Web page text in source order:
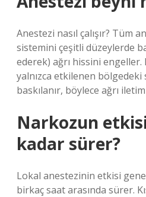
Anestezi nasıl çalışır? Tüm
sistemini çeşitli düzeylerde
ederek) ağrı hissini
yalnızca etkilenen
baskılanır, böylece ağrı
Narkozun
kadar sürer?
Lokal anestezinin etkisi
birkaç saat arasında sürer.